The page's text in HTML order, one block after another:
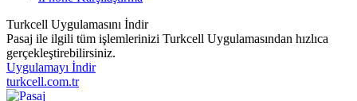
Turkcell Uygulamasını İndir
Pasaj ile ilgili tüm işlemlerinizi Turkcell Uygulamasından hızlıca
gerçekleştirebilirsiniz.
Uygulamayı İndir
turkcell.com.tr